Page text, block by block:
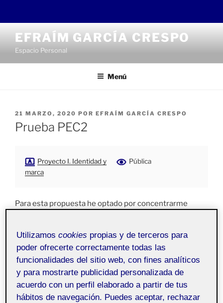
contenido
EFRAÍM GARCÍA CRESPO
Espacio Personal
Menú
PUBLICADO
EL
21 MARZO, 2020 POR EFRAÍM GARCÍA CRESPO
Prueba PEC2
Proyecto I. Identidad y
marca
Pública
Para esta propuesta he optado por concentrarme
anteriores como representación de la idea de pagos
seguros que ofrece PayPal. Así, la primera ‘p’ del
nombre de la compañía es alargada con un rectángulo
del mismo color, al que se añaden lateralmente dos
más para completar la forma de la llave.
Utilizamoscookies propias y de terceros para
poder ofrecerte correctamente todas las
funcionalidades del sitio web, con fines analíticos
y para mostrarte publicidad personalizada de
acuerdo con un perfil elaborado a partir de tus
hábitos de navegación. Puedes aceptar, rechazar